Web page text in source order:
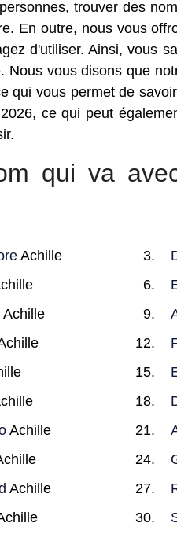
trouver des
En outre, nous vous
d'utiliser. Ainsi, vous
Nous vous disons que
qui vous permet de
ce qui peut
qui va
Achille
Achille
Achille
Achille